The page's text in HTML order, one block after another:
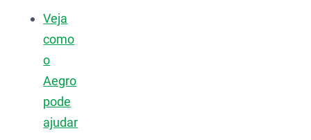
Veja
como
o
Aegro
pode
ajudar